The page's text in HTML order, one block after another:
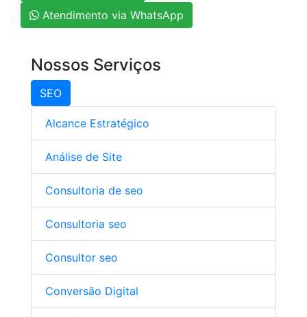
Atendimento via WhatsApp
Nossos Serviços
SEO
Alcance Estratégico
Análise de Site
Consultoria de seo
Consultoria seo
Consultor seo
Conversão Digital